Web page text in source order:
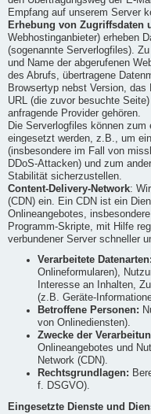
Empfang auf unserem Server
Erhebung von Zugriffsdaten
Webhostinganbieter) erheben
(sogenannte Serverlogfiles).
und Name der abgerufenen
des Abrufs, übertragene
Browsertyp nebst Version,
URL (die zuvor besuchte
anfragende Provider gehören.
Die Serverlogfiles können
eingesetzt werden, z.B., um
(insbesondere im Fall von
DDoS-Attacken) und zum
Stabilität sicherzustellen.
Content-Delivery-Network:
(CDN) ein. Ein CDN ist ein
Onlineangebotes,
Programm-Skripte, mit Hilfe
verbundener Server schneller
Verarbeitete Datenarten:
Onlineformularen),
Interesse an Inhalten,
(z.B. Geräte-
Betroffene Personen:
von Onlinediensten).
Zwecke der
Onlineangebotes und
Network (CDN).
Rechtsgrundlagen:
f. DSGVO).
Eingesetzte Dienste und